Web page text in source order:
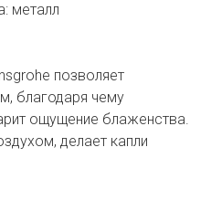
металл
позволяет
благодаря чему
ощущение блаженства.
делает капли